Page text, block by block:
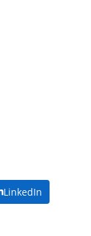
LinkedIn